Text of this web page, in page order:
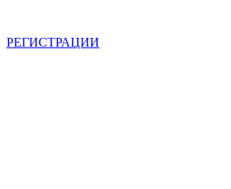
РЕГИСТРАЦИИ